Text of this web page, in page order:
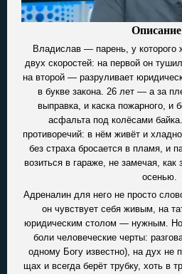
Владислав — парень, у которого
двух скоростей: на первой он
на второй — разруливает
в букве закона. 26 лет — а за
выправка, и каска пожарного, и
асфальта под колёсами
противоречий: в нём живёт и
без страха бросается в пламя, и
возиться в гараже, не замечая, как
осенью.
Адреналин для него не просто
он чувствует себя живым, на
юридическим столом — нужным.
боли человеческие черты:
одному Богу известно), на дух не
щах и всегда берёт трубку, хоть в